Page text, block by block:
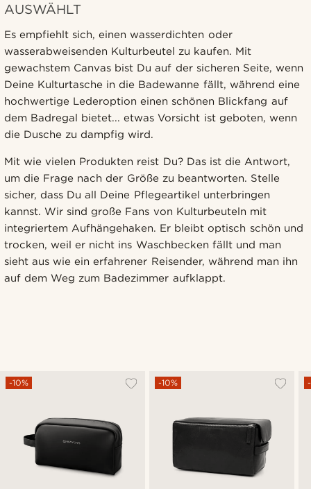
AUSWÄHLT
Es empfiehlt sich, einen wasserdichten oder
wasserabweisenden Kulturbeutel zu kaufen. Mit
gewachstem Canvas bist Du auf der sicheren Seite, wenn
Deine Kulturtasche in die Badewanne fällt, während eine
hochwertige Lederoption einen schönen Blickfang auf
dem Badregal bietet... etwas Vorsicht ist geboten, wenn
die Dusche zu dampfig wird.
Mit wie vielen Produkten reist Du? Das ist die Antwort,
um die Frage nach der Größe zu beantworten. Stelle
sicher, dass Du all Deine Pflegeartikel unterbringen
kannst. Wir sind große Fans von Kulturbeuteln mit
integriertem Aufhängehaken. Er bleibt optisch schön und
trocken, weil er nicht ins Waschbecken fällt und man
sieht aus wie ein erfahrener Reisender, während man ihn
auf dem Weg zum Badezimmer aufklappt.
-10% -10%